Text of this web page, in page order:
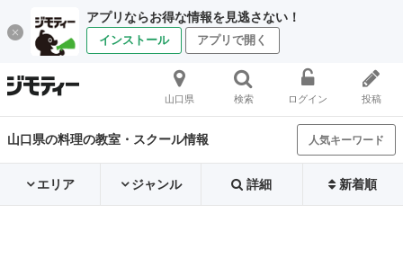
アプリならお得な情報を見逃さない！
インストール アプリで開く
山口県 検索 ログイン 投稿
山口県の料理の教室・スクール情報 人気キーワード
エリア ジャンル 詳細 新着順